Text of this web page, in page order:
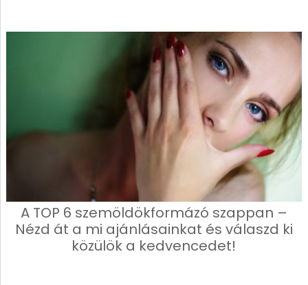
A TOP 6 szemöldökformázó szappan –
Nézd át a mi ajánlásainkat és válaszd ki
közülök a kedvencedet!